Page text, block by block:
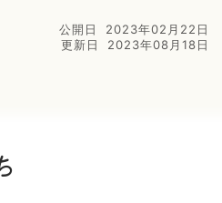
公開日
2023年02月22日
更新日
2023年08月18日